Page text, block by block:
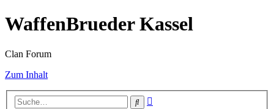
WaffenBrueder Kassel
Clan Forum
Zum Inhalt
Suche